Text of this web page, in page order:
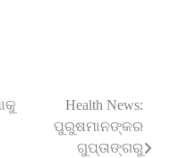
Health News:
ପୁରୁଷମାନଙ୍କର
ଗୁପ୍ତାଙ୍ଗରୁ